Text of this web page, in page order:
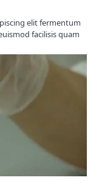
elit fermentum
facilisis quam